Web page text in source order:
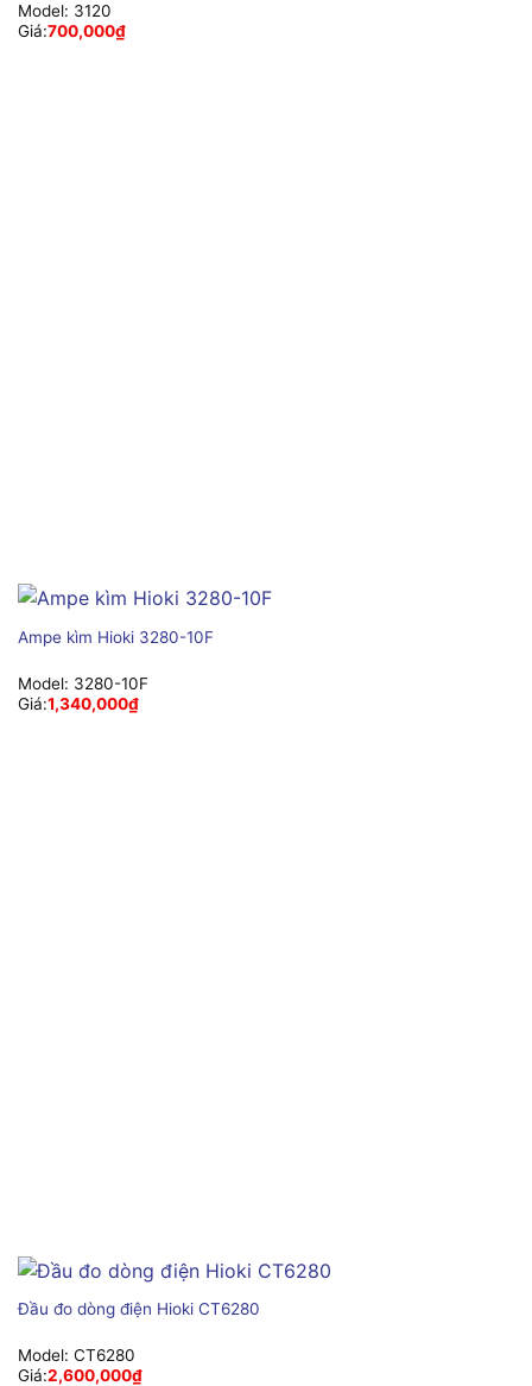
Model: 3120
Giá:700,000₫
Ampe kìm Hioki 3280-10F
Model: 3280-10F
Giá:1,340,000₫
Đầu đo dòng điện Hioki CT6280
Model: CT6280
Giá:2,600,000₫